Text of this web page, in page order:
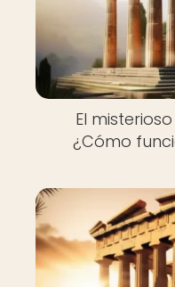
El
¿Cómo